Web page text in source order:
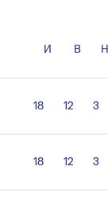
И В Н
18 12 3
18 12 3